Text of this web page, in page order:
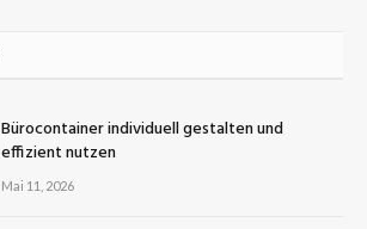
Bürocontainer individuell gestalten und
effizient nutzen
Mai 11, 2026